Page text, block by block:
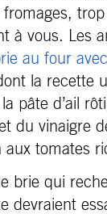
trop
à vous. Les
au four
la recette
pâte d’ail
du vinaigre
aux tomates
brie qui
devraient